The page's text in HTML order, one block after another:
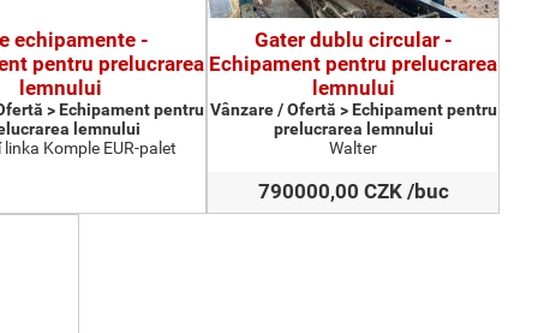
echipamente -
pentru prelucrarea
lemnului
> Echipament pentru
lemnului
Komple EUR-palet
Gater dublu circular -
Echipament pentru prelucrarea
lemnului
Vânzare / Ofertă > Echipament pentru
prelucrarea lemnului
Walter
790000,00 CZK /buc